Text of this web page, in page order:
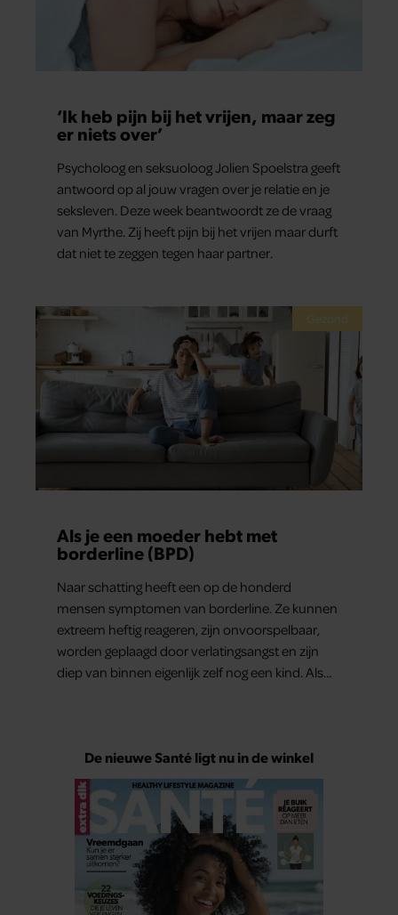
‘Ik heb pijn bij het vrijen, maar zeg
er niets over’
Psycholoog en seksuoloog Jolien Spoelstra geeft
antwoord op al jouw vragen over je relatie en je
seksleven. Deze week beantwoordt ze de vraag
van Myrthe. Zij heeft pijn bij het vrijen maar durft
dat niet te zeggen tegen haar partner.
Gezond
Als je een moeder hebt met
borderline (BPD)
Naar schatting heeft een op de honderd
mensen symptomen van borderline. Ze kunnen
extreem heftig reageren, zijn onvoorspelbaar,
worden geplaagd door verlatingsangst en zijn
diep van binnen eigenlijk zelf nog een kind. Als
De nieuwe Santé ligt nu in de winkel